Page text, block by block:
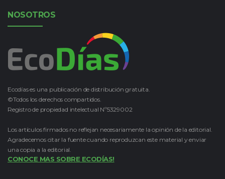
NOSOTROS
Ecodías es una publicación de distribución gratuita.
©Todos los derechos compartidos.
Registro de propiedad intelectual Nº5329002
Los artículos firmados no reflejan necesariamente la opinión de la editorial.
Agradecemos citar la fuente cuando reproduzcan este material y enviar
una copia a la editorial.
CONOCE MAS SOBRE ECODÍAS!